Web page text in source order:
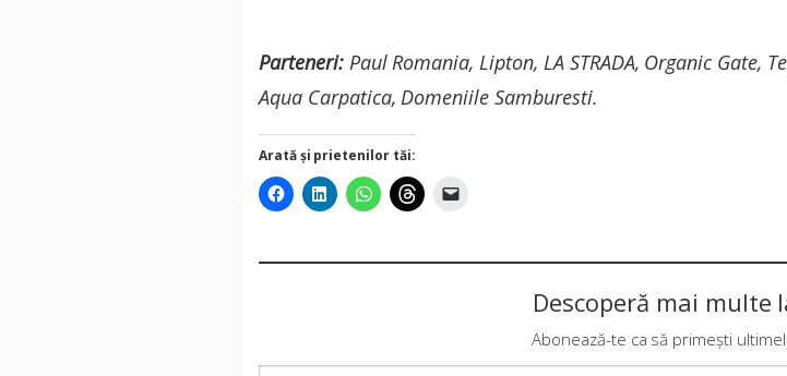
Parteneri: Paul Romania, Lipton, LA STRADA, Organic Gate,
Aqua Carpatica, Domeniile Samburesti.
Arată și prietenilor tăi:
Descoperă mai multe
Abonează-te ca să primești
Tastează emailul tău...